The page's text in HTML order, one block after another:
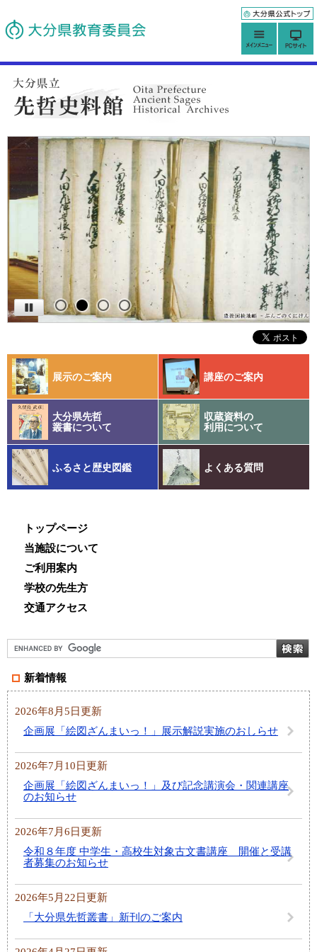
展示のご案内 講座のご案内
大分県先哲
叢書について
収蔵資料の
利用について
ふるさと歴史図鑑 よくある質問
トップページ
当施設について
ご利用案内
学校の先生方
交通アクセス
新着情報
2026年8月5日更新
企画展「絵図ざんまいっ！」展示解説実施のおしらせ
2026年7月10日更新
企画展「絵図ざんまいっ！」及び記念講演会・関連講座
のお知らせ
2026年7月6日更新
令和８年度 中学生・高校生対象古文書講座 開催と受講
者募集のお知らせ
2026年5月22日更新
「大分県先哲叢書」新刊のご案内